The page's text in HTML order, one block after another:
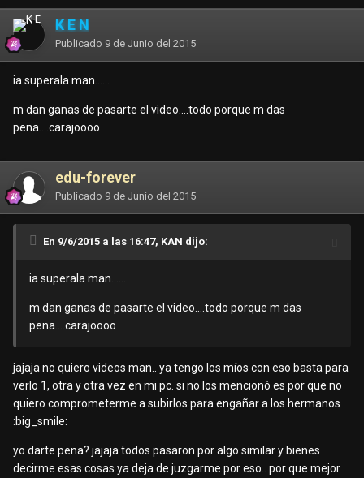
K E N
Publicado 9 de Junio del 2015
ia superala man......
m dan ganas de pasarte el video....todo porque m das
pena....carajoooo
edu-forever
Publicado 9 de Junio del 2015
En 9/6/2015 a las 16:47, KAN dijo:
ia superala man......
m dan ganas de pasarte el video....todo porque m das
pena....carajoooo
jajaja no quiero videos man.. ya tengo los míos con eso basta para
verlo 1, otra y otra vez en mi pc. si no los mencionó es por que no
quiero comprometerme a subirlos para engañar a los hermanos
:big_smile:
yo darte pena? jajaja todos pasaron por algo similar y bienes
decirme esas cosas ya deja de juzgarme por eso.. por que mejor